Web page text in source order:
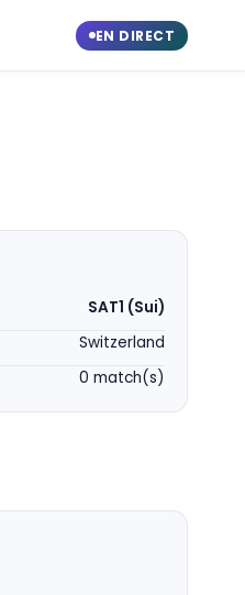
EN DIRECT
SAT1 (Sui)
Switzerland
0 match(s)